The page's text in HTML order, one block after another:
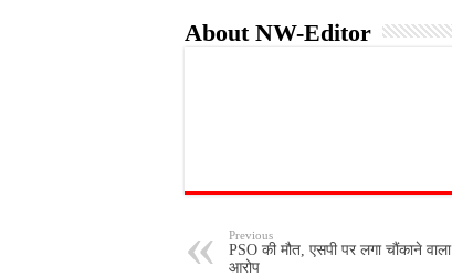
About NW-Editor
Previous
PSO की मौत, एसपी पर लगा चौंकाने वाला
आरोप